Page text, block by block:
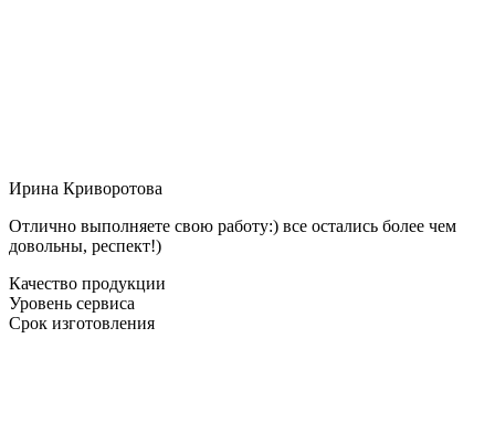
Ирина Криворотова
Отлично выполняете свою работу:) все остались более чем
довольны, респект!)
Качество продукции
Уровень сервиса
Срок изготовления